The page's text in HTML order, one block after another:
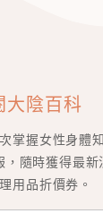
大陰百科
掌握女性身體
隨時獲得最新
用品折價券。